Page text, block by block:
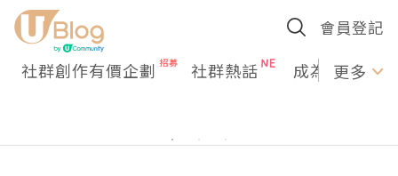
會員登記
社群創作有價企劃 社群熱話 成為U更多